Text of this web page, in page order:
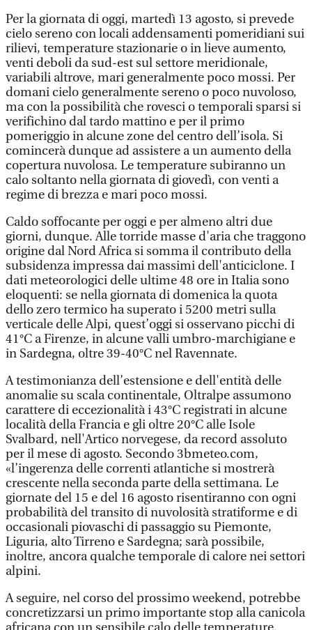
Per la giornata di oggi, martedì 13 agosto, si prevede
cielo sereno con locali addensamenti pomeridiani sui
rilievi, temperature stazionarie o in lieve aumento,
venti deboli da sud-est sul settore meridionale,
variabili altrove, mari generalmente poco mossi. Per
domani cielo generalmente sereno o poco nuvoloso,
ma con la possibilità che rovesci o temporali sparsi si
verifichino dal tardo mattino e per il primo
pomeriggio in alcune zone del centro dell’isola. Si
comincerà dunque ad assistere a un aumento della
copertura nuvolosa. Le temperature subiranno un
calo soltanto nella giornata di giovedì, con venti a
regime di brezza e mari poco mossi.
Caldo soffocante per oggi e per almeno altri due
giorni, dunque. Alle torride masse d'aria che traggono
origine dal Nord Africa si somma il contributo della
subsidenza impressa dai massimi dell'anticiclone. I
dati meteorologici delle ultime 48 ore in Italia sono
eloquenti: se nella giornata di domenica la quota
dello zero termico ha superato i 5200 metri sulla
verticale delle Alpi, quest’oggi si osservano picchi di
41°C a Firenze, in alcune valli umbro-marchigiane e
in Sardegna, oltre 39-40°C nel Ravennate.
A testimonianza dell’estensione e dell'entità delle
anomalie su scala continentale, Oltralpe assumono
carattere di eccezionalità i 43°C registrati in alcune
località della Francia e gli oltre 20°C alle Isole
Svalbard, nell'Artico norvegese, da record assoluto
per il mese di agosto. Secondo 3bmeteo.com,
«l’ingerenza delle correnti atlantiche si mostrerà
crescente nella seconda parte della settimana. Le
giornate del 15 e del 16 agosto risentiranno con ogni
probabilità del transito di nuvolosità stratiforme e di
occasionali piovaschi di passaggio su Piemonte,
Liguria, alto Tirreno e Sardegna; sarà possibile,
inoltre, ancora qualche temporale di calore nei settori
alpini.
A seguire, nel corso del prossimo weekend, potrebbe
concretizzarsi un primo importante stop alla canicola